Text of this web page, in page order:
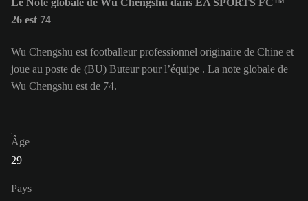
Le Note globale de Wu Chengshu dans EA SPORTS FC™
26 est 74
Wu Chengshu est footballeur professionnel originaire de Chine et
joue au poste de (BU) Buteur pour l’équipe . La note globale de
Wu Chengshu est de 74.
Âge
29
Pays